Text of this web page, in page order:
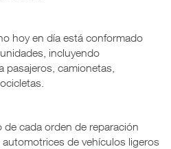
hoy en día está conformado
incluyendo
pasajeros, camionetas,
cada orden de reparación
de vehículos ligeros